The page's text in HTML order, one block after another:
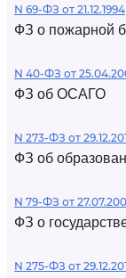
N 69-ФЗ от 21.12.1994
ФЗ о пожарной
N 40-ФЗ от
ФЗ об ОСАГО
N 273-ФЗ от
ФЗ об
N 79-ФЗ от
ФЗ о
N 275-ФЗ от